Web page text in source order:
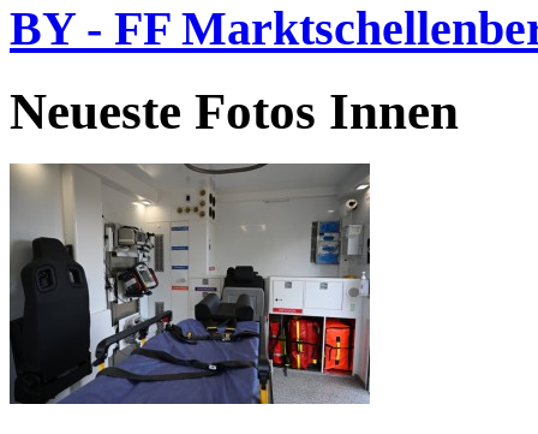
BY - FF
Neueste Fotos Innen